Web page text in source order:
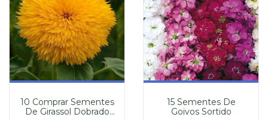
10 Comprar Sementes
De Girassol Dobrado
15 Sementes De
Goivos Sortido